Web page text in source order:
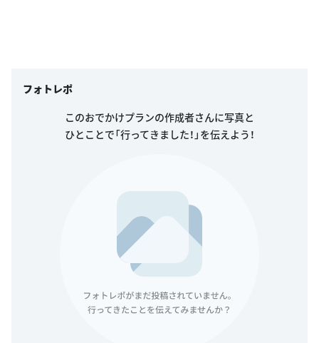
フォトレポ
このおでかけプランの作成者さんに写真と
ひとことで「行ってきました！」を伝えよう！